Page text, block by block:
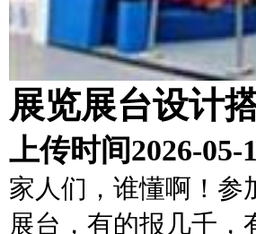
展览展台设计
上传时间2026-05-
家人们，谁懂啊！
展台，有的报几千